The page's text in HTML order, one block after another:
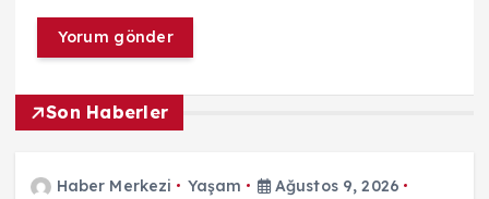
Son Haberler
Haber Merkezi Yaşam
Ağustos 9, 2026